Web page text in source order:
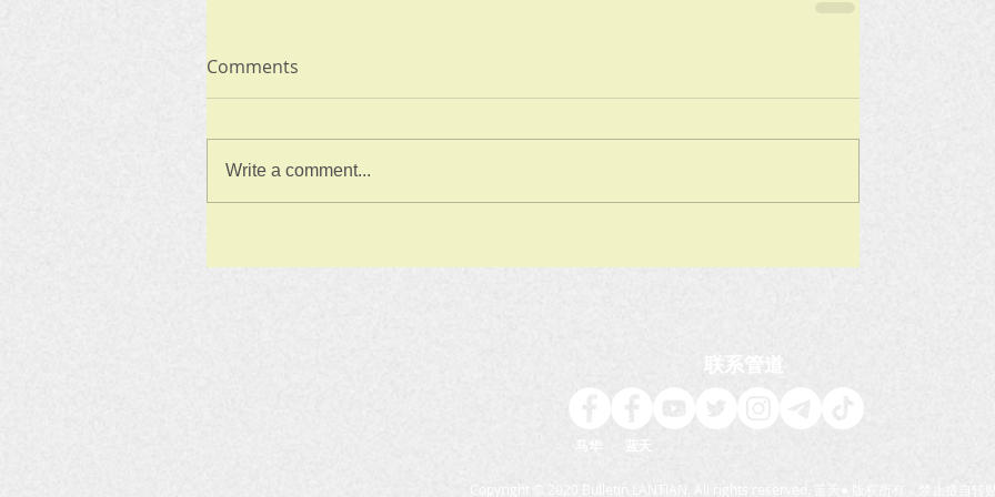
Comments
Write a comment...
联系管道
马华 蓝天
Copyright © 2020 Bulletin LANTIAN. All rights reserved. 蓝天● 版权所有，禁止擅自转